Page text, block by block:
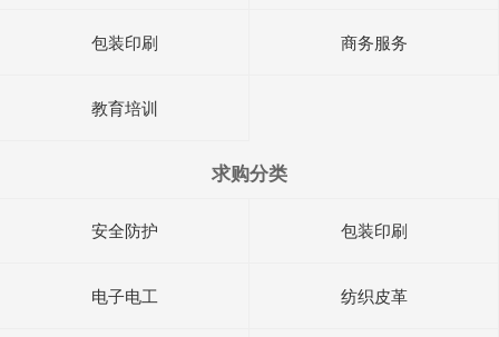
包装印刷 商务服务
教育培训
求购分类
安全防护 包装印刷
电子电工 纺织皮革